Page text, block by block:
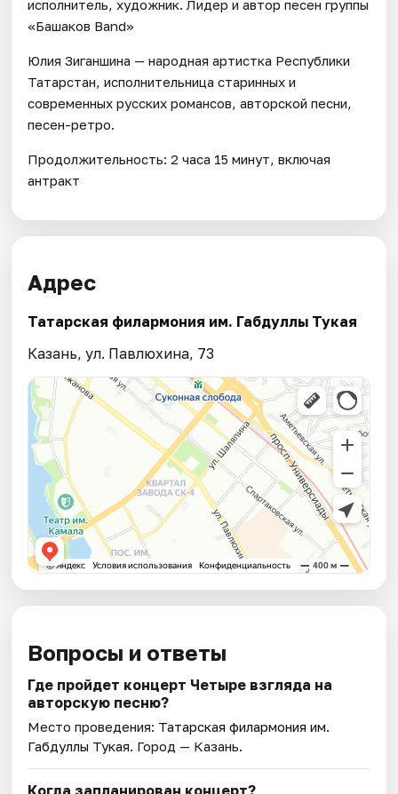
исполнитель, художник. Лидер и автор песен группы
«Башаков Band»
Юлия Зиганшина — народная артистка Республики
Татарстан, исполнительница старинных и
современных русских романсов, авторской песни,
песен-ретро.
Продолжительность: 2 часа 15 минут, включая
антракт
Адрес
Татарская филармония им. Габдуллы Тукая
Казань, ул. Павлюхина, 73
Вопросы и ответы
Где пройдет концерт Четыре взгляда на
авторскую песню?
Место проведения: Татарская филармония им.
Габдуллы Тукая. Город — Казань.